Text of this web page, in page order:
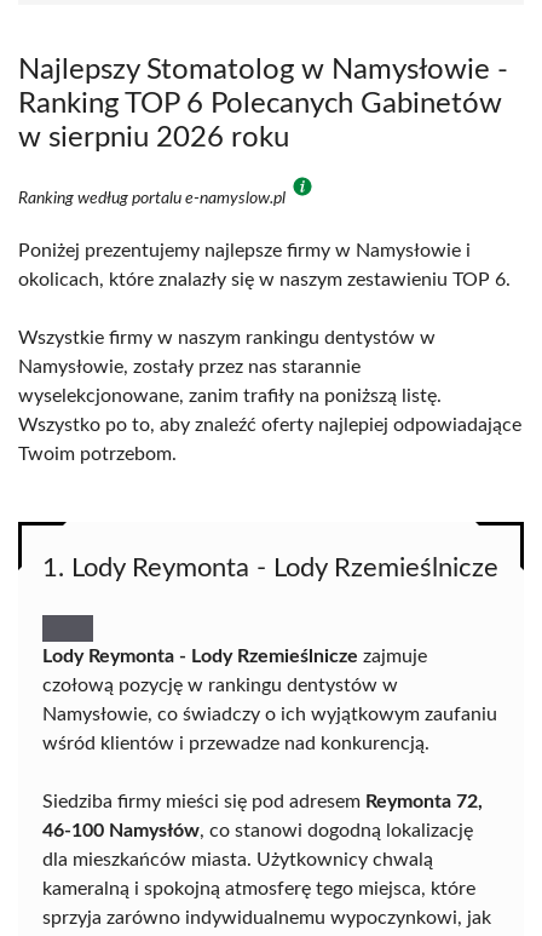
Najlepszy Stomatolog w Namysłowie -
Ranking TOP 6 Polecanych Gabinetów
w sierpniu 2026 roku
Ranking według portalu e-namyslow.pl
Poniżej prezentujemy najlepsze firmy w Namysłowie i
okolicach, które znalazły się w naszym zestawieniu TOP 6.
Wszystkie firmy w naszym rankingu dentystów w
Namysłowie, zostały przez nas starannie
wyselekcjonowane, zanim trafiły na poniższą listę.
Wszystko po to, aby znaleźć oferty najlepiej odpowiadające
Twoim potrzebom.
1. Lody Reymonta - Lody Rzemieślnicze
Lody Reymonta - Lody Rzemieślnicze zajmuje
czołową pozycję w rankingu dentystów w
Namysłowie, co świadczy o ich wyjątkowym zaufaniu
wśród klientów i przewadze nad konkurencją.
Siedziba firmy mieści się pod adresem Reymonta 72,
46-100 Namysłów, co stanowi dogodną lokalizację
dla mieszkańców miasta. Użytkownicy chwalą
kameralną i spokojną atmosferę tego miejsca, które
sprzyja zarówno indywidualnemu wypoczynkowi, jak